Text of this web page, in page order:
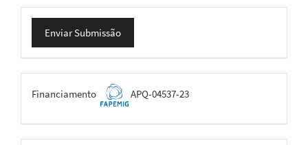
Enviar
Submissão
Enviar Submissão
FAPEMIG
Financiamento APQ-04537-23